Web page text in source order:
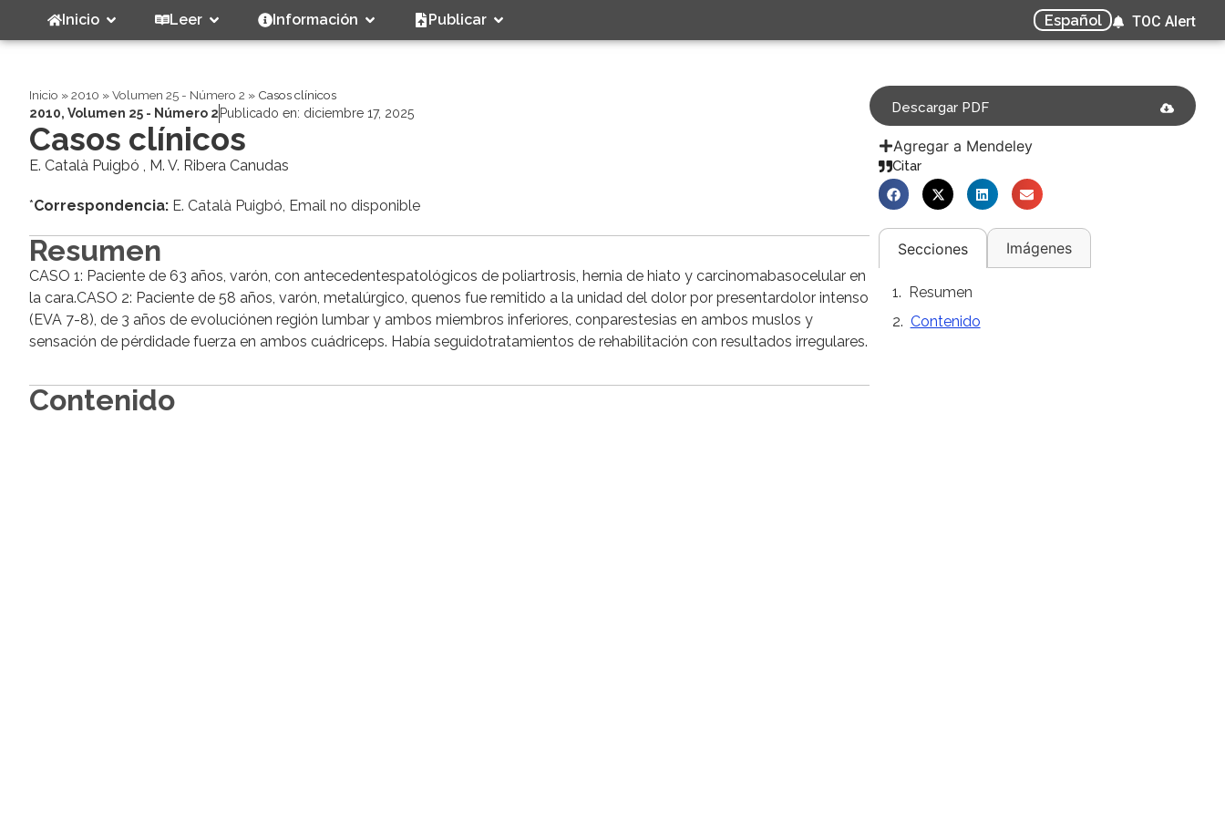
Inicio Leer Información Publicar Español TOC Alert
Inicio »2010 »Volumen 25 - Número 2 » Casos clínicos
2010, Volumen 25 - Número 2 Publicado en: diciembre 17, 2025
Casos clínicos
E. Català Puigbó , M. V. Ribera Canudas
*Correspondencia: E. Català Puigbó, Email no disponible
Resumen
CASO 1: Paciente de 63 años, varón, con antecedentespatológicos de poliartrosis, hernia de hiato y carcinomabasocelular en
la cara.CASO 2: Paciente de 58 años, varón, metalúrgico, quenos fue remitido a la unidad del dolor por presentardolor intenso
(EVA 7-8), de 3 años de evoluciónen región lumbar y ambos miembros inferiores, conparestesias en ambos muslos y
sensación de pérdidade fuerza en ambos cuádriceps. Había seguidotratamientos de rehabilitación con resultados irregulares.
Contenido
Descargar PDF
Agregar a Mendeley
Citar
Secciones Imágenes
Resumen
Contenido